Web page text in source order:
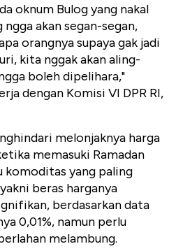
oknum Bulog yang nakal
akan segan-segan,
orangnya supaya gak jadi
kita nggak akan aling-
boleh dipelihara,"
dengan Komisi VI DPR RI,
melonjaknya harga
memasuki Ramadan
komoditas yang paling
beras harganya
berdasarkan data
0,01%, namun perlu
melambung.